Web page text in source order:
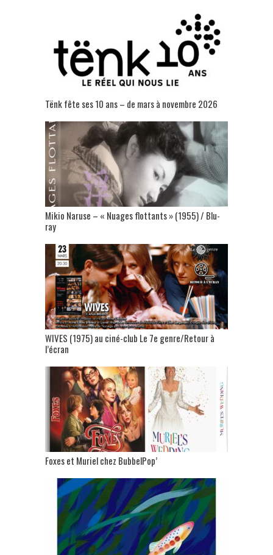
Tënk fête ses 10 ans – de mars à novembre 2026
Mikio Naruse – « Nuages flottants » (1955) / Blu-
ray
WIVES (1975) au ciné-club Le 7e genre/Retour à
l’écran
Foxes et Muriel chez BubbelPop’